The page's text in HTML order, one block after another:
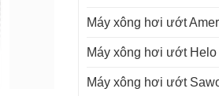
Máy xông hơi ướt
Máy xông hơi ướt Helo
Máy xông hơi ướt